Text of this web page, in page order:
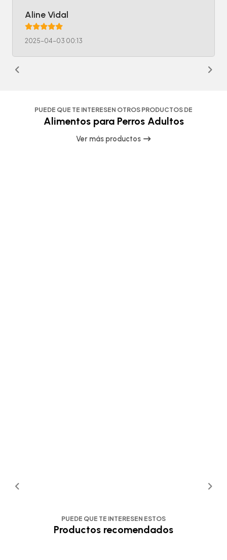
Aline Vidal
2025-04-03 00:13
PUEDE QUE TE INTERESEN OTROS PRODUCTOS DE
Alimentos para Perros Adultos
Ver más productos
PUEDE QUE TE INTERESEN ESTOS
Productos recomendados